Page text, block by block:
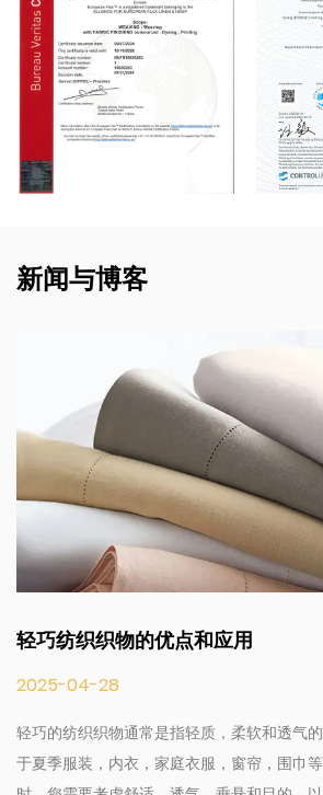
新闻与博客
轻巧纺织织物的优点和应用
2025-04-28
轻巧的纺织织物通常是指轻质，柔软和透气
于夏季服装，内衣，家庭衣服，窗帘，围巾